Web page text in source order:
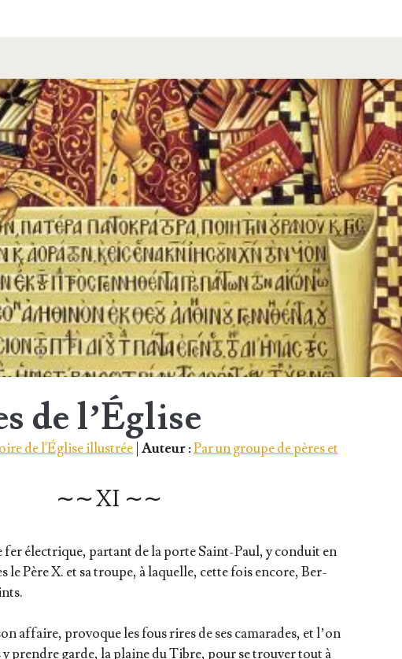
de l’Église
de l'Église illustrée |Auteur :Par un groupe de pères et
∼∼ XI ∼∼
élec­trique, par­tant de la porte Saint-Paul, y conduit en
le Père X. et sa troupe, à laquelle, cette fois encore, Ber­
affaire, pro­voque les fous rires de ses cama­rades, et l’on
y prendre garde, la plaine du Tibre, pour se trou­ver tout à